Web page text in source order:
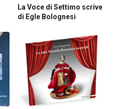
La Voce di Settimo scrive
di Egle Bolognesi